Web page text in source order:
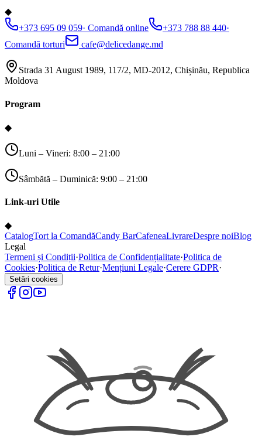
◆
+373 695 09 059· Comandă online +373 788 88 440·
Comandă torturi
cafe@delicedange.md
Strada 31 August 1989, 117/2, MD-2012, Chișinău, Republica
Moldova
Program
◆
Luni – Vineri: 8:00 – 21:00
Sâmbătă – Duminică: 9:00 – 21:00
Link-uri Utile
◆
CatalogTort la ComandăCandy BarCafeneaLivrareDespre noiBlog
Legal
Termeni și Condiții·Politica de Confidențialitate·Politica de
Cookies·Politica de Retur·Mențiuni Legale·Cerere GDPR·
Setări cookies